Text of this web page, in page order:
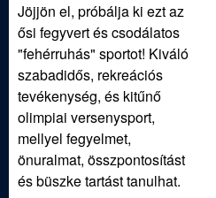
Jöjjön el, próbálja ki ezt az
ősi fegyvert és csodálatos
"fehérruhás" sportot! Kiváló
szabadidős, rekreációs
tevékenység, és kitűnő
olimpiai versenysport,
mellyel fegyelmet,
önuralmat, összpontosítást
és büszke tartást tanulhat.